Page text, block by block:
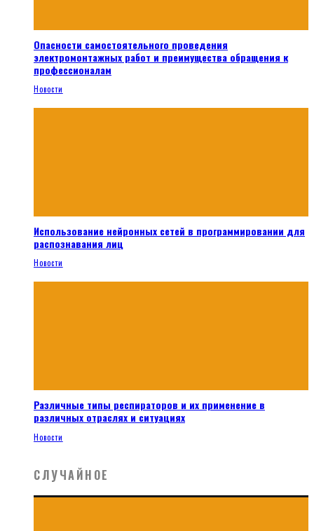
Опасности самостоятельного проведения
электромонтажных работ и преимущества обращения к
профессионалам
Новости
Использование нейронных сетей в программировании для
распознавания лиц
Новости
Различные типы респираторов и их применение в
различных отраслях и ситуациях
Новости
СЛУЧАЙНОЕ